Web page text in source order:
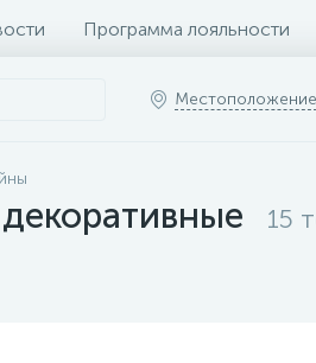
Программа лояльности
Местоположение
15